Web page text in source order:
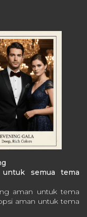
semua tema
aman untuk tema
aman untuk tema